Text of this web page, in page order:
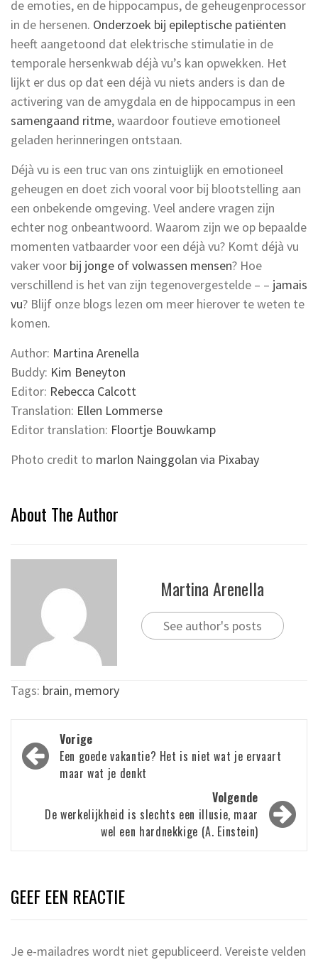
de emoties, en de hippocampus, de geheugenprocessor
in de hersenen. Onderzoek bij epileptische patiënten
heeft aangetoond dat elektrische stimulatie in de
temporale hersenkwab déjà vu’s kan opwekken. Het
lijkt er dus op dat een déjà vu niets anders is dan de
activering van de amygdala en de hippocampus in een
samengaand ritme, waardoor foutieve emotioneel
geladen herinneringen ontstaan.
Déjà vu is een truc van ons zintuiglijk en emotioneel
geheugen en doet zich vooral voor bij blootstelling aan
een onbekende omgeving. Veel andere vragen zijn
echter nog onbeantwoord. Waarom zijn we op bepaalde
momenten vatbaarder voor een déjà vu? Komt déjà vu
vaker voor bij jonge of volwassen mensen? Hoe
verschillend is het van zijn tegenovergestelde – – jamais
vu? Blijf onze blogs lezen om meer hierover te weten te
komen.
Author: Martina Arenella
Buddy: Kim Beneyton
Editor: Rebecca Calcott
Translation: Ellen Lommerse
Editor translation: Floortje Bouwkamp
Photo credit to marlon Nainggolan via Pixabay
About The Author
Martina Arenella
See author's posts
Tags: brain, memory
Bericht
navigatie
Vorige
Een goede vakantie? Het is niet wat je ervaart
maar wat je denkt
Volgende
De werkelijkheid is slechts een illusie, maar
wel een hardnekkige (A. Einstein)
GEEF EEN REACTIE
Je e-mailadres wordt niet gepubliceerd. Vereiste velden